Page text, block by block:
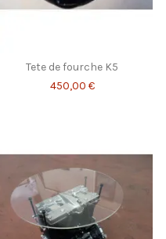
Tete de fourche K5
450,00 €